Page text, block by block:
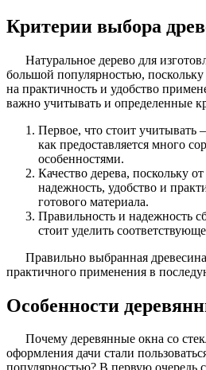
Критерии выбора
Натуральное дерево для
большой популярностью,
на практичность и удобство
важно учитывать и определенные
Первое, что стоит учитывать
как предоставляется много
особенностями.
Качество дерева, поскольку
надежность, удобство и
готового материала.
Правильность и надежность
стоит уделить
Правильно выбранная
практичного применения в
Особенности
Почему деревянные окна со
оформления дачи стали